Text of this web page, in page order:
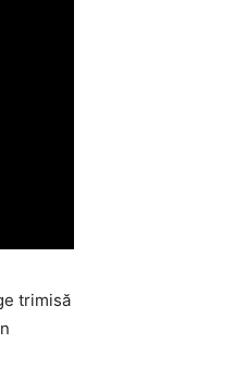
trimisă